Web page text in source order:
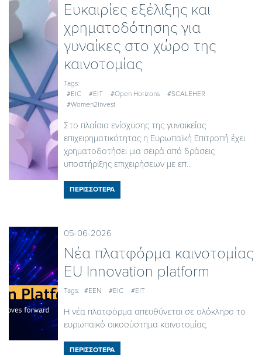
Ευκαιρίες εξέλιξης και
χρηματοδότησης για
γυναίκες στο χώρο της
καινοτομίας
Tags:
#EIC
#EIT #Open Horizons
#SCALEHER
#Women2Invest
Στο πλαίσιο ενίσχυσης της γυναικείας
επιχειρηματικότητας η Ευρωπαϊκή Επιτροπή έχει
χρηματοδοτήσει μια σειρά από δράσεις
υποστήριξης επιχειρήσεων με επ...
ΠΕΡΙΣΣΟΤΕΡΑ
05-06-2026
Nέα πλατφόρμα καινοτομίας
EU Innovation platform
Tags: #EEN #EIC #EIT
Η νέα πλατφόρμα απευθύνεται σε ολόκληρο το
ευρωπαϊκό οικοσύστημα καινοτομίας.
ΠΕΡΙΣΣΟΤΕΡΑ